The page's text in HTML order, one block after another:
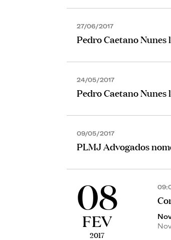
27/06/2017
Pedro Caetano
24/05/2017
Pedro Caetano
09/05/2017
PLMJ Advogados
08
FEV
2017